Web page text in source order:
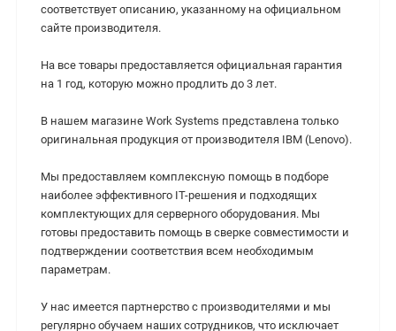
cоответствует описанию, указанному на официальном
сайте производителя.
На все товары предоставляется официальная гарантия
на 1 год, которую можно продлить до 3 лет.
В нашем магазине Work Systems представлена только
оригинальная продукция от производителя IBM (Lenovo).
Мы предоставляем комплексную помощь в подборе
наиболее эффективного IT-решения и подходящих
комплектующих для серверного оборудования. Мы
готовы предоставить помощь в сверке совместимости и
подтверждении соответствия всем необходимым
параметрам.
У нас имеется партнерство с производителями и мы
регулярно обучаем наших сотрудников, что исключает